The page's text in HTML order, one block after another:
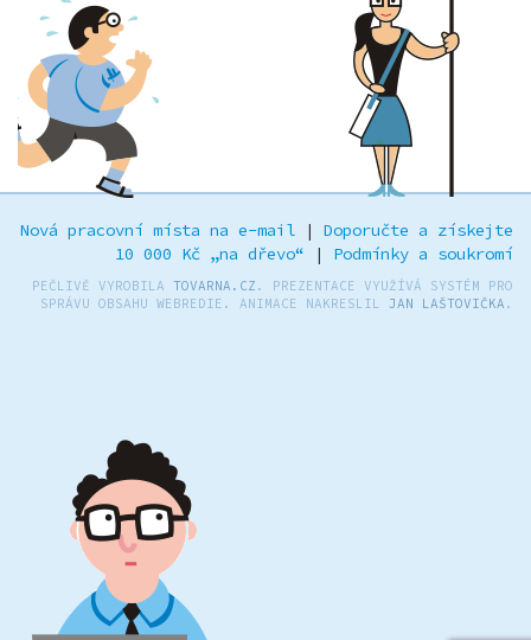
Nová pracovní místa na e-mail | Doporučte a získejte
10 000 Kč „na dřevo“ | Podmínky a soukromí
PEČLIVĚ VYROBILA TOVARNA.CZ . PREZENTACE VYUŽÍVÁ SYSTÉM PRO
SPRÁVU OBSAHU WEBREDIE. ANIMACE NAKRESLIL JAN LAŠTOVIČKA .